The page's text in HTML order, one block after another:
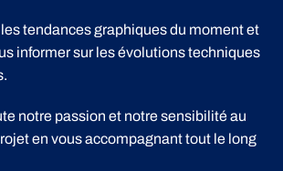
tendances graphiques du moment et
informer sur les évolutions techniques
notre passion et notre sensibilité au
en vous accompagnant tout le long